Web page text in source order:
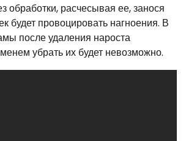
обработки, расчесывая ее, занося
будет провоцировать нагноения. В
после удаления нароста
убрать их будет невозможно.